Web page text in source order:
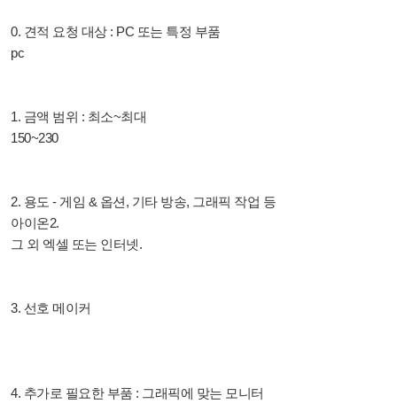
0. 견적 요청 대상 : PC 또는 특정 부품
pc
1. 금액 범위 : 최소~최대
150~230
2. 용도 - 게임 & 옵션, 기타 방송, 그래픽 작업 등
아이온2.
그 외 엑셀 또는 인터넷.
3. 선호 메이커
4. 추가로 필요한 부품 : 그래픽에 맞는 모니터